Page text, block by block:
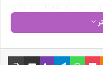
حتی در اروپا 30 درصد مواد موثره تولیدی و 70
تولید مواد موثره
‫Odnoklassniki پاکت واتس آپ تلگرام وایبر اشتراک گذاری از طریق ایمیل